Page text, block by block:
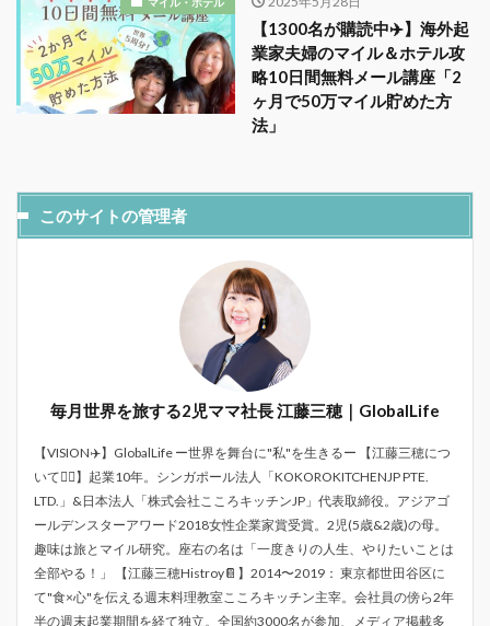
【1300名が購読中✈️】海外起
業家夫婦のマイル＆ホテル攻
略10日間無料メール講座「2
ヶ月で50万マイル貯めた方
法」
このサイトの管理者
毎月世界を旅する2児ママ社長 江藤三穂｜GlobalLife
【VISION✈️】GlobalLife ー世界を舞台に"私"を生きるー 【江藤三穂につ
いて💁‍♀️】起業10年。シンガポール法人「KOKOROKITCHENJP PTE.
LTD.」&日本法人「株式会社こころキッチンJP」代表取締役。アジアゴ
ールデンスターアワード2018女性企業家賞受賞。2児(5歳&2歳)の母。
趣味は旅とマイル研究。座右の名は「一度きりの人生、やりたいことは
全部やる！」 【江藤三穂Histroy📔】2014〜2019： 東京都世田谷区に
て"食×心"を伝える週末料理教室こころキッチン主宰。会社員の傍ら2年
半の週末起業期間を経て独立。全国約3000名が参加、メディア掲載多